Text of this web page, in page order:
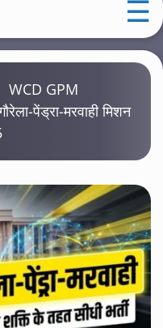
WCD GPM
पेंड्रा-मरवाही मिशन